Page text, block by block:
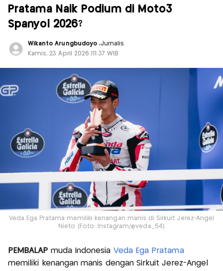
Pratama Naik Podium di Moto3
Spanyol 2026?
Wikanto Arungbudoyo ,Jurnalis
Kamis, 23 April 2026 |11:37 WIB
Veda Ega Pratama memiliki kenangan manis di Sirkuit Jerez-Angel
Nieto (Foto: Instagram/@veda_54)
PEMBALAP muda Indonesia Veda Ega Pratama
memiliki kenangan manis dengan Sirkuit Jerez-Angel